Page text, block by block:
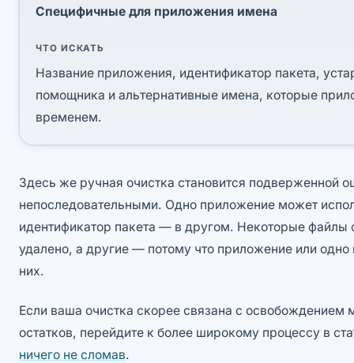
Специфичные для приложения имена
ЧТО ИСКАТЬ
Название приложения, идентификатор пакета,
помощника и альтернативные имена, которые
временем.
Здесь же ручная очистка становится подверженной
непоследовательными. Одно приложение может
идентификатор пакета — в другом. Некоторые файлы
удалено, а другие — потому что приложение или
них.
Если ваша очистка скорее связана с освобождением
остатков, перейдите к более широкому процессу в
ничего не сломав.